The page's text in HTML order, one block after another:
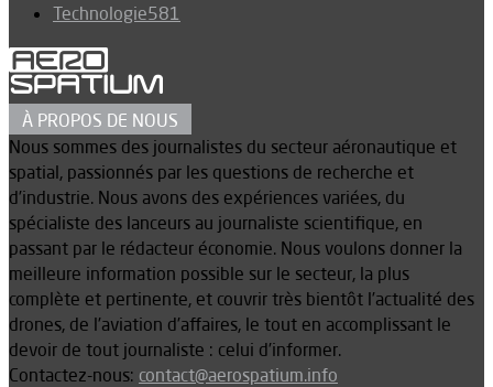
Technologie581
À PROPOS DE NOUS
Nous sommes des journalistes du secteur aéronautique et
spatial, passionnés par les questions de recherche et
d’industrie. Nous avons des expériences variées, du
spécialiste des lanceurs au journaliste scientifique, en
passant par le rédacteur économie. Nous voulons donner la
meilleure information possible sur le secteur, la plus
complète et pertinente, et couvrir très bientôt l’actualité des
drones, de l’aviation d’affaires, le tout en accomplissant le
devoir de tout journaliste : celui d’informer.
Contactez-nous: contact@aerospatium.info